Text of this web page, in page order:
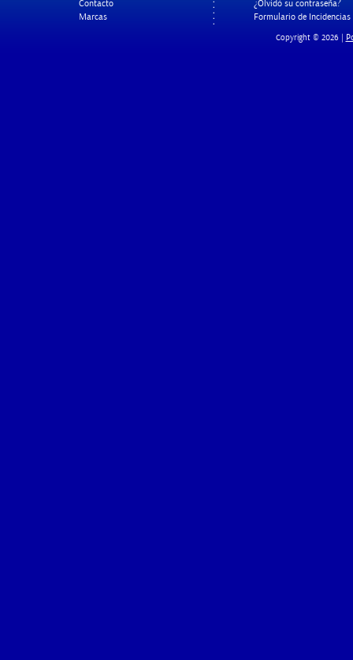
Contacto
Marcas
¿Olvidó su contraseña?
Formulario de Incidencias
Copyright © 2026 |